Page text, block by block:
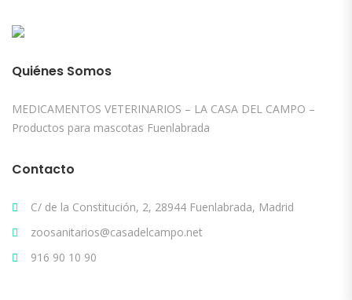
Quiénes Somos
MEDICAMENTOS VETERINARIOS – LA CASA DEL CAMPO –
Productos para mascotas Fuenlabrada
Contacto
C/ de la Constitución, 2, 28944 Fuenlabrada, Madrid
zoosanitarios@casadelcampo.net
916 90 10 90